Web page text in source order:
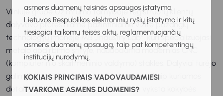
asmens duomenų teisinės apsaugos įstatymo,
Lietuvos Respublikos elektroninių ryšių įstatymo ir kitų
tiesiogiai taikomų teisės aktų, reglamentuojančių
asmens duomenų apsaugą, taip pat kompetentingų
institucijų nurodymų.
KOKIAIS PRINCIPAIS VADOVAUDAMIESI
TVARKOME ASMENS DUOMENIS?
Vilniuje grupė Užimtumo tarnyboje registruotų klientų
dalyvavo profesiniame pažintiniame vizite pažangių
technologijų įmonėje MB „Industry Lab“, kuri specializuojasi
metalo apdirbimo srityje, naudodama modernias CNC
(kompiuterinio skaitmeninio valdymo) stakles. Dalyviai turėjo
galimybę stebėti realų gamybos procesą: kaip kuriamos
detalės, programuojamos staklės, kaip vyksta kokybės